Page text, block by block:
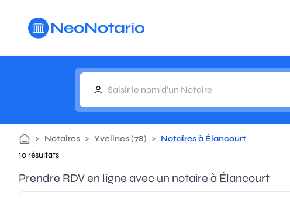
> Notaires > Yvelines (78) > Notaires à Élancourt
10 résultats
Prendre RDV en ligne avec un notaire à Élancourt